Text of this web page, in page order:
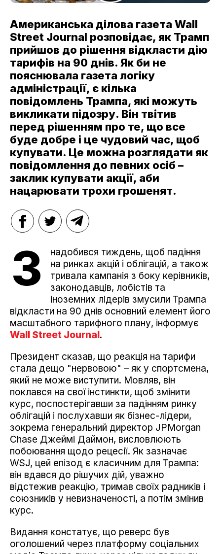
Американська ділова газета Wall
Street Journal розповідає, як Трамп
прийшов до рішення відкласти дію
тарифів на 90 днів. Як би не
пояснювала газета логіку
адміністрації, є кілька
повідомлень Трампа, які можуть
викликати підозру. Він твітив
перед рішенням про те, що все
буде добре і це чудовий час, щоб
купувати. Це можна розглядати як
повідомлення до певних осіб –
заклик купувати акції, аби
нацарювати трохи грошенят.
З
надобився тиждень, щоб падіння
на ринках акцій і облігацій, а також
тривала кампанія з боку керівників,
законодавців, лобістів та
іноземних лідерів змусили Трампа
відкласти на 90 днів основний елемент його
масштабного тарифного плану, інформує
Wall Street Journal.
Президент сказав, що реакція на тарифи
стала дещо "нервовою" – як у спортсмена,
який не може виступити. Мовляв, він
поклався на свої інстинкти, щоб змінити
курс, поспостерігавши за падінням ринку
облігацій і послухавши як бізнес-лідери,
зокрема генеральний директор JPMorgan
Chase Джеймі Даймон, висловлюють
побоювання щодо рецесії. Як зазначає
WSJ, цей епізод є класичним для Трампа:
він вдався до рішучих дій, уважно
відстежив реакцію, тримав своїх радників і
союзників у невизначеності, а потім змінив
курс.
Видання констатує, що реверс був
оголошений через платформу соціальних